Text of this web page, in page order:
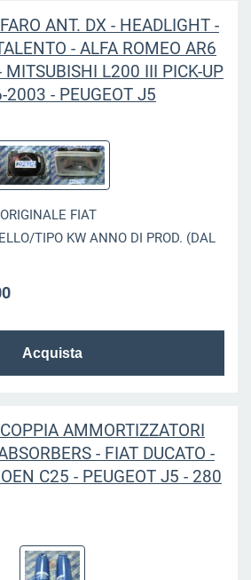
ANT. DX - HEADLIGHT -
- ALFA ROMEO AR6
MITSUBISHI L200 III PICK-UP
- PEUGEOT J5
FIAT
TIPO KW ANNO DI PROD. (DAL
AMMORTIZZATORI
- FIAT DUCATO -
C25 - PEUGEOT J5 - 280